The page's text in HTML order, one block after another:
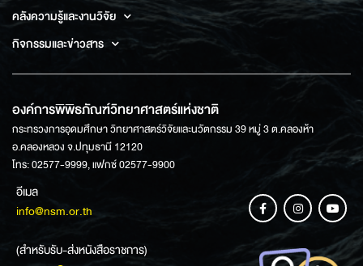
คลังความรู้และงานวิจัย
กิจกรรมและข่าวสาร
องค์การพิพิธภัณฑ์วิทยาศาสตร์แห่งชาติ
กระทรวงการอุดมศึกษา วิทยาศาสตร์วิจัยและนวัตกรรม 39 หมู่ 3 ต.คลองห้า
อ.คลองหลวง จ.ปทุมธานี 12120
โทร: 02577-9999, แฟกซ์ 02577-9900
อีเมล
info@nsm.or.th
(สำหรับรับ-ส่งหนังสือราชการ)